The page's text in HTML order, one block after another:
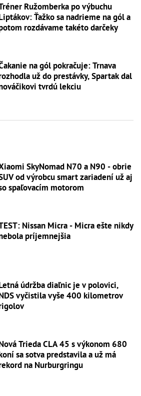
Ružomberka po výbuchu
Ťažko sa nadrieme na gól a
rozdávame takéto darčeky
na gól pokračuje: Trnava
už do prestávky, Spartak dal
tvrdú lekciu
SkyNomad N70 a N90 - obrie
od výrobcu smart zariadení už aj
spaľovacím motorom
Nissan Micra - Micra ešte nikdy
príjemnejšia
údržba diaľnic je v polovici,
vyčistila vyše 400 kilometrov
Trieda CLA 45 s výkonom 680
sa sotva predstavila a už má
na Nurburgringu